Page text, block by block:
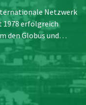
Netzwerk
1978 erfolgreich
den Globus und…